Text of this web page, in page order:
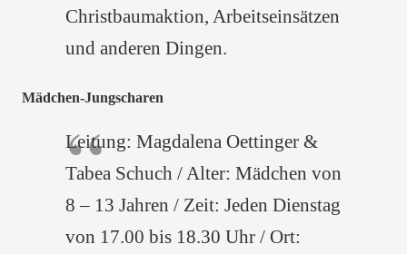
Christbaumaktion, Arbeitseinsätzen
und anderen Dingen.
Mädchen-Jungscharen
Leitung: Magdalena Oettinger &
Tabea Schuch / Alter: Mädchen von
8 – 13 Jahren / Zeit: Jeden Dienstag
von 17.00 bis 18.30 Uhr / Ort: